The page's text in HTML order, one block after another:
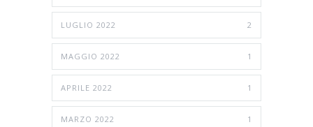
LUGLIO 2022 2
MAGGIO 2022 1
APRILE 2022 1
MARZO 2022 1